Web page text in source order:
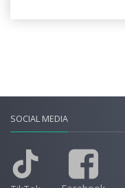
SOCIAL MEDIA